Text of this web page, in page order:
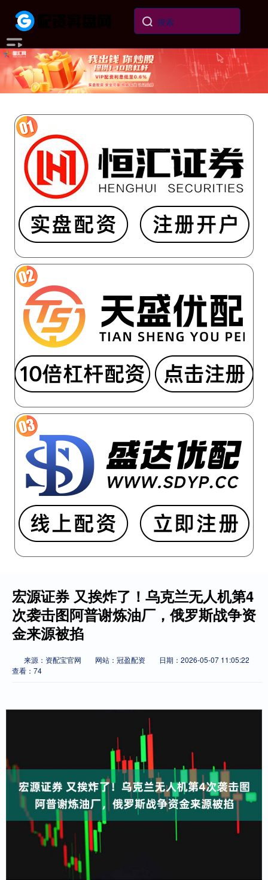
宏源证券 又挨炸了！乌克兰无人机第4
次袭击图阿普谢炼油厂，俄罗斯战争资
金来源被掐
来源：资配宝官网 网站：冠盈配资
日期：2026-05-07 11:05:22
查看：74